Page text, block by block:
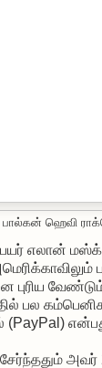
பால்கன் ஹெவி
எலான்
புரிய
பல
(PayPal)